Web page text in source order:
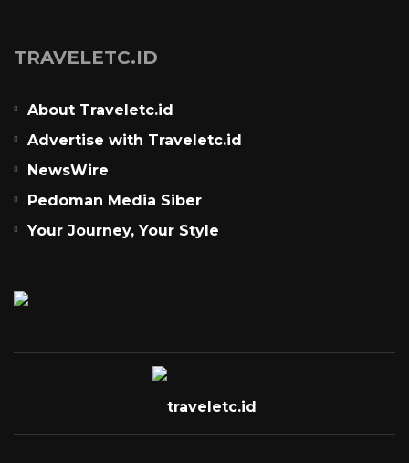
TRAVELETC.ID
About Traveletc.id
Advertise with Traveletc.id
NewsWire
Pedoman Media Siber
Your Journey, Your Style